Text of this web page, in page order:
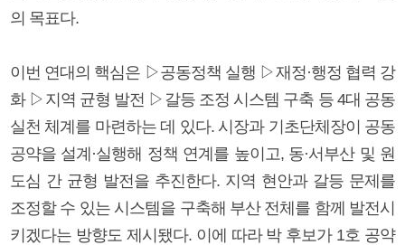
의 목표다.
이번 연대의 핵심은 ▷공동정책 실행 ▷재정·행정 협력 강
화 ▷지역 균형 발전 ▷갈등 조정 시스템 구축 등 4대 공동
실천 체계를 마련하는 데 있다. 시장과 기초단체장이 공동
공약을 설계·실행해 정책 연계를 높이고, 동·서부산 및 원
도심 간 균형 발전을 추진한다. 지역 현안과 갈등 문제를
조정할 수 있는 시스템을 구축해 부산 전체를 함께 발전시
키겠다는 방향도 제시됐다. 이에 따라 박 후보가 1호 공약